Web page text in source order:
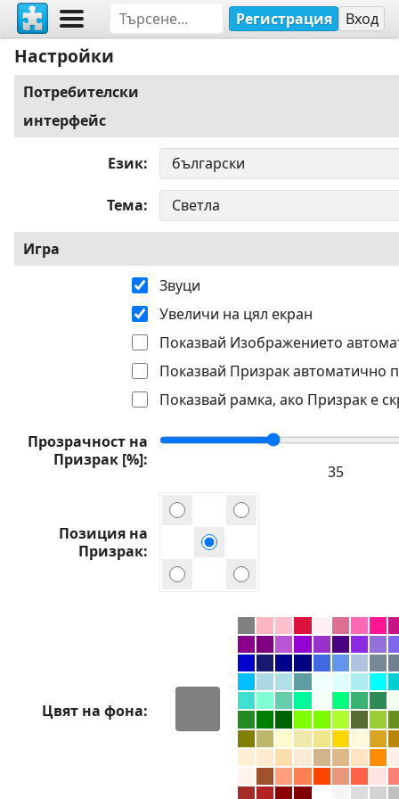
Регистрация Вход
Настройки
Потребителски
интерфейс
Език
Тема
Игра
Звуци
Увеличи на цял екран
Показвай Изображението
Показвай Призрак автоматично
Показвай рамка, ако Призрак е
Прозрачност на
Призрак [%]
Позиция на
Призрак
Цвят на фона